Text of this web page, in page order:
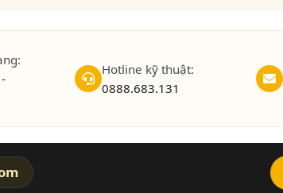
Hotline kỹ thuật:
0888.683.131